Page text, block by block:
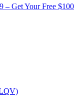
– Get Your Free $100